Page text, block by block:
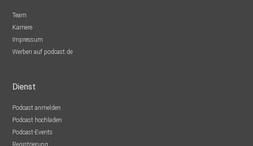
Team
Karriere
Impressum
Werben auf podcast.de
Dienst
Podcast anmelden
Podcast hochladen
Podcast-Events
Registrierung